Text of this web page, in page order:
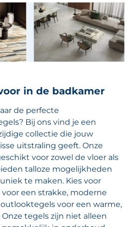
in de badkamer
de perfecte
Bij ons vind je een
collectie die jouw
uitstraling geeft. Onze
voor zowel de vloer als
talloze mogelijkheden
te maken. Kies voor
een strakke, moderne
voor een warme,
tegels zijn niet alleen